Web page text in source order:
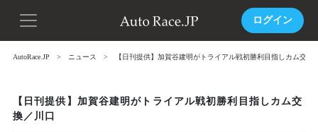
ログイン
AutoRace.JP ニュース 【日刊提供】加賀谷建明がトライアル戦初勝利目指しカム交換
【日刊提供】加賀谷建明がトライアル戦初勝利目指しカム交
換／川口